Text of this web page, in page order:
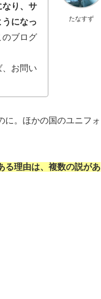
たなすず
なり、サ
になっ
のブログ
お問い
に。ほかの国のユニフォ
る理由は、複数の説があ